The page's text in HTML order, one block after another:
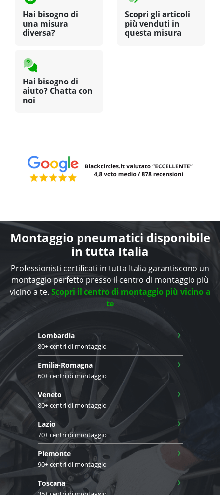
Hai bisogno di
una misura
diversa?
Scopri gli articoli
più venduti in
questa misura
Hai bisogno di
aiuto? Chatta con
noi
Montaggio pneumatici disponibile
in tutta Italia
Professionisti certificati in tutta Italia garantiscono un
montaggio perfetto presso il centro di montaggio più
vicino a te. Scopri il centro di montaggio più vicino a
te
Lombardia
80+ centri di montaggio
›
Emilia-Romagna
60+ centri di montaggio
›
Veneto
80+ centri di montaggio
›
Lazio
70+ centri di montaggio
›
Piemonte
90+ centri di montaggio
›
Toscana ›